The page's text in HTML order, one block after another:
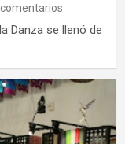
comentarios
Danza se llenó de